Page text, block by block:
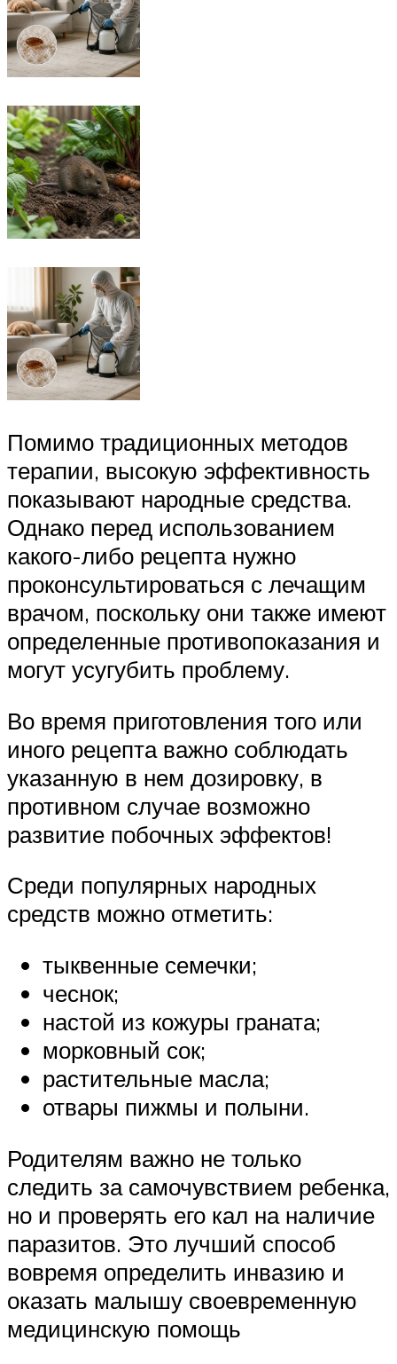
Помимо традиционных методов
терапии, высокую эффективность
показывают народные средства.
Однако перед использованием
какого-либо рецепта нужно
проконсультироваться с лечащим
врачом, поскольку они также имеют
определенные противопоказания и
могут усугубить проблему.
Во время приготовления того или
иного рецепта важно соблюдать
указанную в нем дозировку, в
противном случае возможно
развитие побочных эффектов!
Среди популярных народных
средств можно отметить:
тыквенные семечки;
чеснок;
настой из кожуры граната;
морковный сок;
растительные масла;
отвары пижмы и полыни.
Родителям важно не только
следить за самочувствием ребенка,
но и проверять его кал на наличие
паразитов. Это лучший способ
вовремя определить инвазию и
оказать малышу своевременную
медицинскую помощь